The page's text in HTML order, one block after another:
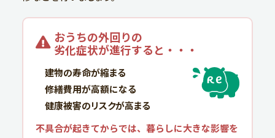
おうちの外回りの
劣化症状が進行すると・・・​
建物の寿命が縮まる
修繕費用が高額になる
健康被害のリスクが高まる
不具合が起きてからでは、暮らしに大きな影響を